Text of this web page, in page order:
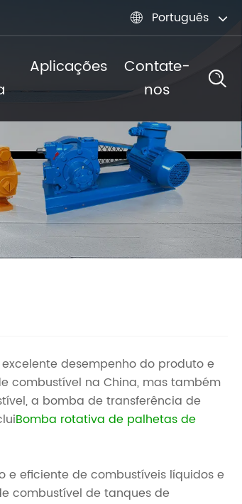
 Português
Aplicações
Contate-
nos
desempenho do produto e
combustível na China, mas também
a bomba de transferência de
Bomba rotativa de palhetas de
eficiente de combustíveis líquidos e
combustível de tanques de